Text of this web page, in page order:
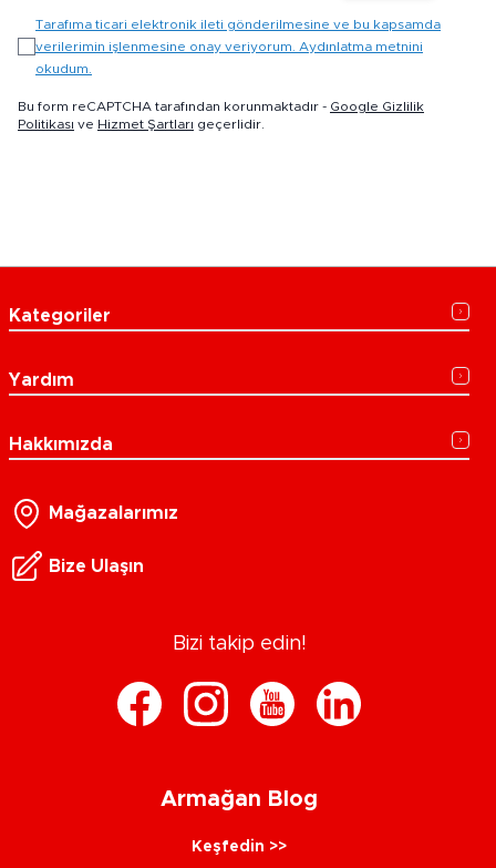
Tarafıma ticari elektronik ileti gönderilmesine ve bu kapsamda
verilerimin işlenmesine onay veriyorum. Aydınlatma metnini
okudum.
Bu form reCAPTCHA tarafından korunmaktadır - Google Gizlilik
Politikası ve Hizmet Şartları geçerlidir.
Kategoriler
Yardım
Hakkımızda
Mağazalarımız
Bize Ulaşın
Bizi takip edin!
Armağan Blog
Keşfedin >>